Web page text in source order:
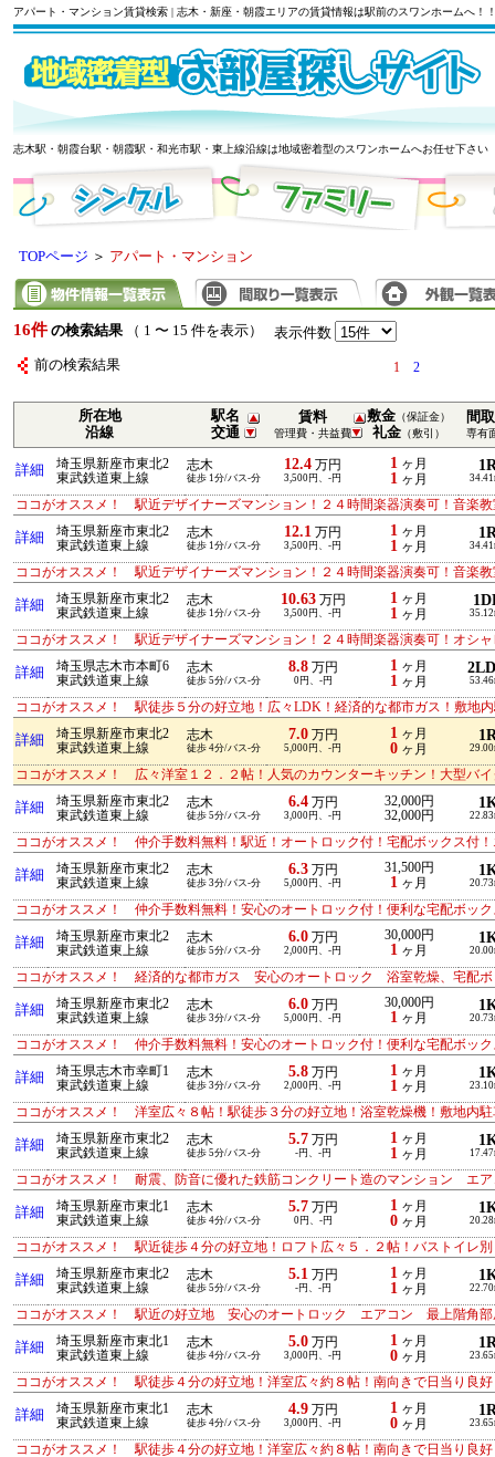
アパート・マンション賃貸検索 | 志木・新座・朝霞エリアの賃貸情報は駅前のスワンホームへ！
志木駅・朝霞台駅・朝霞駅・和光市駅・東上線沿線は地域密着型のスワンホームへお任せ下さい
TOPページ ＞ アパート・マンション
16件 の検索結果 （ 1 〜 15 件を表示） 表示件数
前の検索結果 1 2
所在地
沿線
駅名
交通
賃料
管理費・共益費
敷金 （保証金）
礼金 （敷引）
間
専有
詳細
埼玉県新座市東北2
東武鉄道東上線
志木
徒歩 1分/バス-分
12.4 万円
3,500円、-円
1 ヶ月
1 ヶ月
ココがオススメ！ 駅近デザイナーズマンション！２４時間楽器演奏可！音楽
詳細
埼玉県新座市東北2
東武鉄道東上線
志木
徒歩 1分/バス-分
12.1 万円
3,500円、-円
1 ヶ月
1 ヶ月
ココがオススメ！ 駅近デザイナーズマンション！２４時間楽器演奏可！音楽
詳細
埼玉県新座市東北2
東武鉄道東上線
志木
徒歩 1分/バス-分
10.63万円
3,500円、-円
1 ヶ月
1 ヶ月
ココがオススメ！ 駅近デザイナーズマンション！２４時間楽器演奏可！オシ
詳細
埼玉県志木市本町6
東武鉄道東上線
志木
徒歩 5分/バス-分
8.8万円
0円、-円
1 ヶ月
1 ヶ月
ココがオススメ！ 駅徒歩５分の好立地！広々LDK！経済的な都市ガス！敷地
詳細
埼玉県新座市東北2
東武鉄道東上線
志木
徒歩 4分/バス-分
7.0万円
5,000円、-円
1 ヶ月
0 ヶ月
ココがオススメ！ 広々洋室１２．２帖！人気のカウンターキッチン！大型バ
詳細
埼玉県新座市東北2
東武鉄道東上線
志木
徒歩 5分/バス-分
6.4万円
3,000円、-円
32,000円
32,000円
ココがオススメ！ 仲介手数料無料！駅近！オートロック付！宅配ボックス付
詳細
埼玉県新座市東北2
東武鉄道東上線
志木
徒歩 3分/バス-分
6.3万円
5,000円、-円
31,500円
1 ヶ月
ココがオススメ！ 仲介手数料無料！安心のオートロック付！便利な宅配ボッ
詳細
埼玉県新座市東北2
東武鉄道東上線
志木
徒歩 5分/バス-分
6.0万円
2,000円、-円
30,000円
1 ヶ月
ココがオススメ！ 経済的な都市ガス 安心のオートロック 浴室乾燥、宅配ボ
詳細
埼玉県新座市東北2
東武鉄道東上線
志木
徒歩 3分/バス-分
6.0万円
5,000円、-円
30,000円
1 ヶ月
ココがオススメ！ 仲介手数料無料！安心のオートロック付！便利な宅配ボッ
詳細
埼玉県志木市幸町1
東武鉄道東上線
志木
徒歩 3分/バス-分
5.8万円
2,000円、-円
1 ヶ月
1 ヶ月
ココがオススメ！ 洋室広々８帖！駅徒歩３分の好立地！浴室乾燥機！敷地内
詳細
埼玉県新座市東北2
東武鉄道東上線
志木
徒歩 5分/バス-分
5.7万円
-円、-円
1 ヶ月
1 ヶ月
ココがオススメ！ 耐震、防音に優れた鉄筋コンクリート造のマンション エ
詳細
埼玉県新座市東北1
東武鉄道東上線
志木
徒歩 4分/バス-分
5.7万円
0円、-円
1 ヶ月
0 ヶ月
ココがオススメ！ 駅近徒歩４分の好立地！ロフト広々５．２帖！バストイレ別
詳細
埼玉県新座市東北2
東武鉄道東上線
志木
徒歩 5分/バス-分
5.1 万円
-円、-円
1 ヶ月
1 ヶ月
ココがオススメ！ 駅近の好立地 安心のオートロック エアコン 最上階角部
詳細
埼玉県新座市東北1
東武鉄道東上線
志木
徒歩 4分/バス-分
5.0万円
3,000円、-円
1 ヶ月
0 ヶ月
ココがオススメ！ 駅徒歩４分の好立地！洋室広々約８帖！南向きで日当り良好
詳細
埼玉県新座市東北1
東武鉄道東上線
志木
徒歩 4分/バス-分
4.9万円
3,000円、-円
1 ヶ月
0 ヶ月
ココがオススメ！ 駅徒歩４分の好立地！洋室広々約８帖！南向きで日当り良好